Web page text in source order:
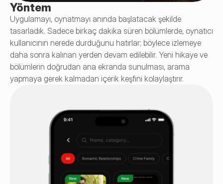
Yöntem
Uygulamayı, oynatmayı anında başlatacak şekilde
tasarladık. Sadece birkaç dakika süren bölümlerde, oynatıcı
kullanıcının nerede durduğunu hatırlar; böylece izlemeye
daha sonra kalınan yerden devam edilebilir. Yeni hikaye ve
bölümlerin doğrudan ana ekranda sunulması, arama
yapmaya gerek kalmadan içerik keşfini kolaylaştırır.